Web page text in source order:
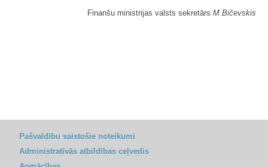
Finanšu ministrijas valsts sekretārs M.Bičevskis
Pašvaldību saistošie noteikumi
Administratīvās atbildības ceļvedis